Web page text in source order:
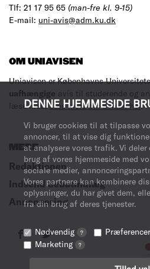
DENNE HJEMMESIDE
Vi bruger cookies til at tilpasse
annoncer, til at vise dig
at analysere vores trafik. Vi deler
brug af vores hjemmeside med
sociale medier,
Vores partnere kan kombinere
oplysninger, du har givet dem,
fra din brug af deres tjenester.
Nødvendig ? Præferencer
Marketing ?
Tlf: 21 17 95 65 (man-fre kl. 9-15)
E-mail: uni-avis@adm.ku.dk
OM UNIAVISEN
Uniavisen er Københavns
uafhængige avis til studerende og
læse med.Læs mere om avisen her.
MERE
Redaktionen
Indsend debatindlæg
Annoncering